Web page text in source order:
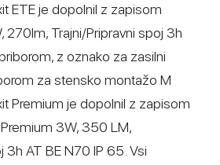
ETE je dopolnil z zapisom
270lm, Trajni/Pripravni spoj 3h
z oznako za zasilni
za stensko montažo M
Premium je dopolnil z zapisom
3W, 350 LM,
3h AT BE N70 IP 65. Vsi